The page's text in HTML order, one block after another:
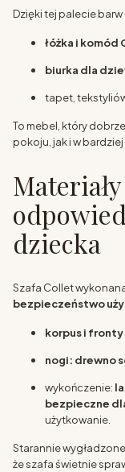
Dzięki tej palecie
łóżka i komód
biurka dla
tapet,
To mebel, który
pokoju, jak i w bardziej
dziecka
Szafa Collet
bezpieczeństwo
korpus i
nogi: drewno
wykończenie:
bezpieczne
użytkowanie.
Starannie
że szafa świetnie